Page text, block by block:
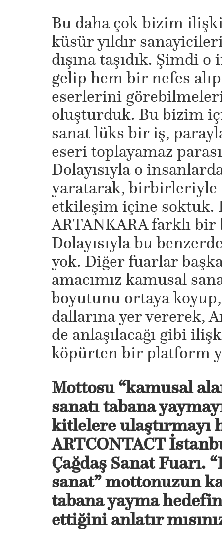
Bu daha çok bizim
küsür yıldır
dışına taşıdık. Şimdi
gelip hem bir nefes
eserlerini
oluşturduk. Bu bizim
sanat lüks bir iş,
eseri toplayamaz
Dolayısıyla o
yaratarak, birbirleriyle
etkileşim içine soktuk.
ARTANKARA farklı bir
Dolayısıyla bu
yok. Diğer fuarlar
amacımız kamusal
boyutunu ortaya
dallarına yer vererek,
de anlaşılacağı gibi
köpürten bir platform
Mottosu“kamusal
sanatı tabana
kitlelere ulaştırmayı
ARTCONTACT
Çağdaş Sanat Fuarı.
sanat” mottonuzun
tabana yayma
ettiğini anlatır